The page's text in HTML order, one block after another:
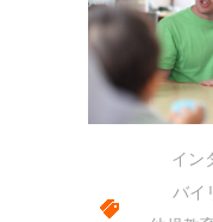
イン
バイ